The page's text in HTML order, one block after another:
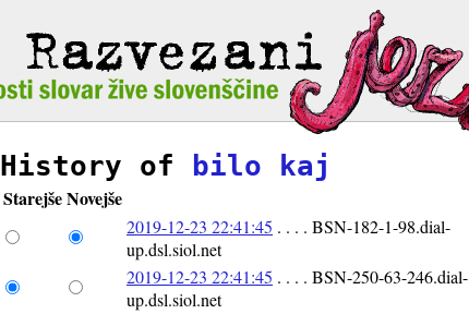
History of bilo kaj
StarejšeNovejše
2019-12-23 22:41:45 . . . . BSN-182-1-98.dial-
up.dsl.siol.net
2019-12-23 22:41:45 . . . . BSN-250-63-246.dial-
up.dsl.siol.net